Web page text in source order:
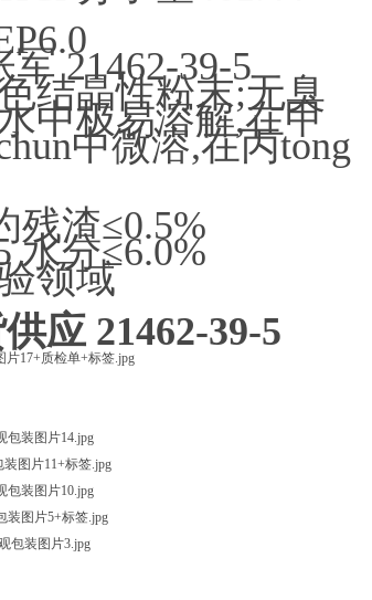
21462-39-5
结晶性粉末;无臭
中极易溶解,在甲
中微溶,在丙tong
残渣≤0.5%
水分≤6.0%
领域
应 21462-39-5